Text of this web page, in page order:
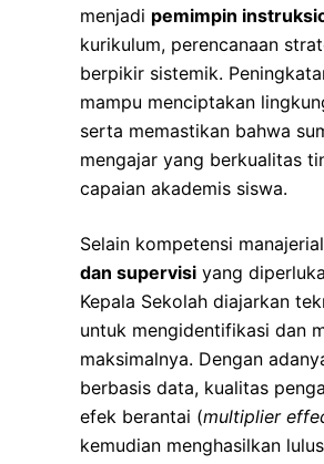
menjadi pemimpin
kurikulum, perencanaan
berpikir sistemik.
mampu menciptakan
serta memastikan bahwa
mengajar yang berkualitas
capaian akademis siswa.
Selain kompetensi
dan supervisi yang
Kepala Sekolah diajarkan
untuk mengidentifikasi dan
maksimalnya. Dengan
berbasis data, kualitas
efek berantai (multiplier
kemudian menghasilkan